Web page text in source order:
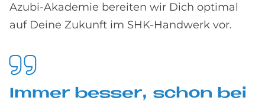
Azubi-Akademie bereiten wir Dich optimal
auf Deine Zukunft im SHK-Handwerk vor.
Im­mer bes­ser, schon bei